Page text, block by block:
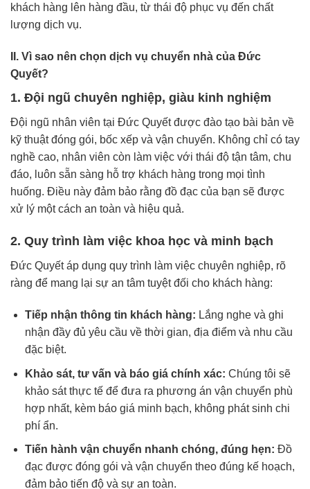
khách hàng lên hàng đầu, từ thái độ phục vụ đến chất
lượng dịch vụ.
II. Vì sao nên chọn dịch vụ chuyển nhà của Đức
Quyết?
1. Đội ngũ chuyên nghiệp, giàu kinh nghiệm
Đội ngũ nhân viên tại Đức Quyết được đào tạo bài bản về
kỹ thuật đóng gói, bốc xếp và vận chuyển. Không chỉ có tay
nghề cao, nhân viên còn làm việc với thái độ tận tâm, chu
đáo, luôn sẵn sàng hỗ trợ khách hàng trong mọi tình
huống. Điều này đảm bảo rằng đồ đạc của bạn sẽ được
xử lý một cách an toàn và hiệu quả.
2. Quy trình làm việc khoa học và minh bạch
Đức Quyết áp dụng quy trình làm việc chuyên nghiệp, rõ
ràng để mang lại sự an tâm tuyệt đối cho khách hàng:
Tiếp nhận thông tin khách hàng: Lắng nghe và ghi
nhận đầy đủ yêu cầu về thời gian, địa điểm và nhu cầu
đặc biệt.
Khảo sát, tư vấn và báo giá chính xác: Chúng tôi sẽ
khảo sát thực tế để đưa ra phương án vận chuyển phù
hợp nhất, kèm báo giá minh bạch, không phát sinh chi
phí ẩn.
Tiến hành vận chuyển nhanh chóng, đúng hẹn: Đồ
đạc được đóng gói và vận chuyển theo đúng kế hoạch,
đảm bảo tiến độ và sự an toàn.